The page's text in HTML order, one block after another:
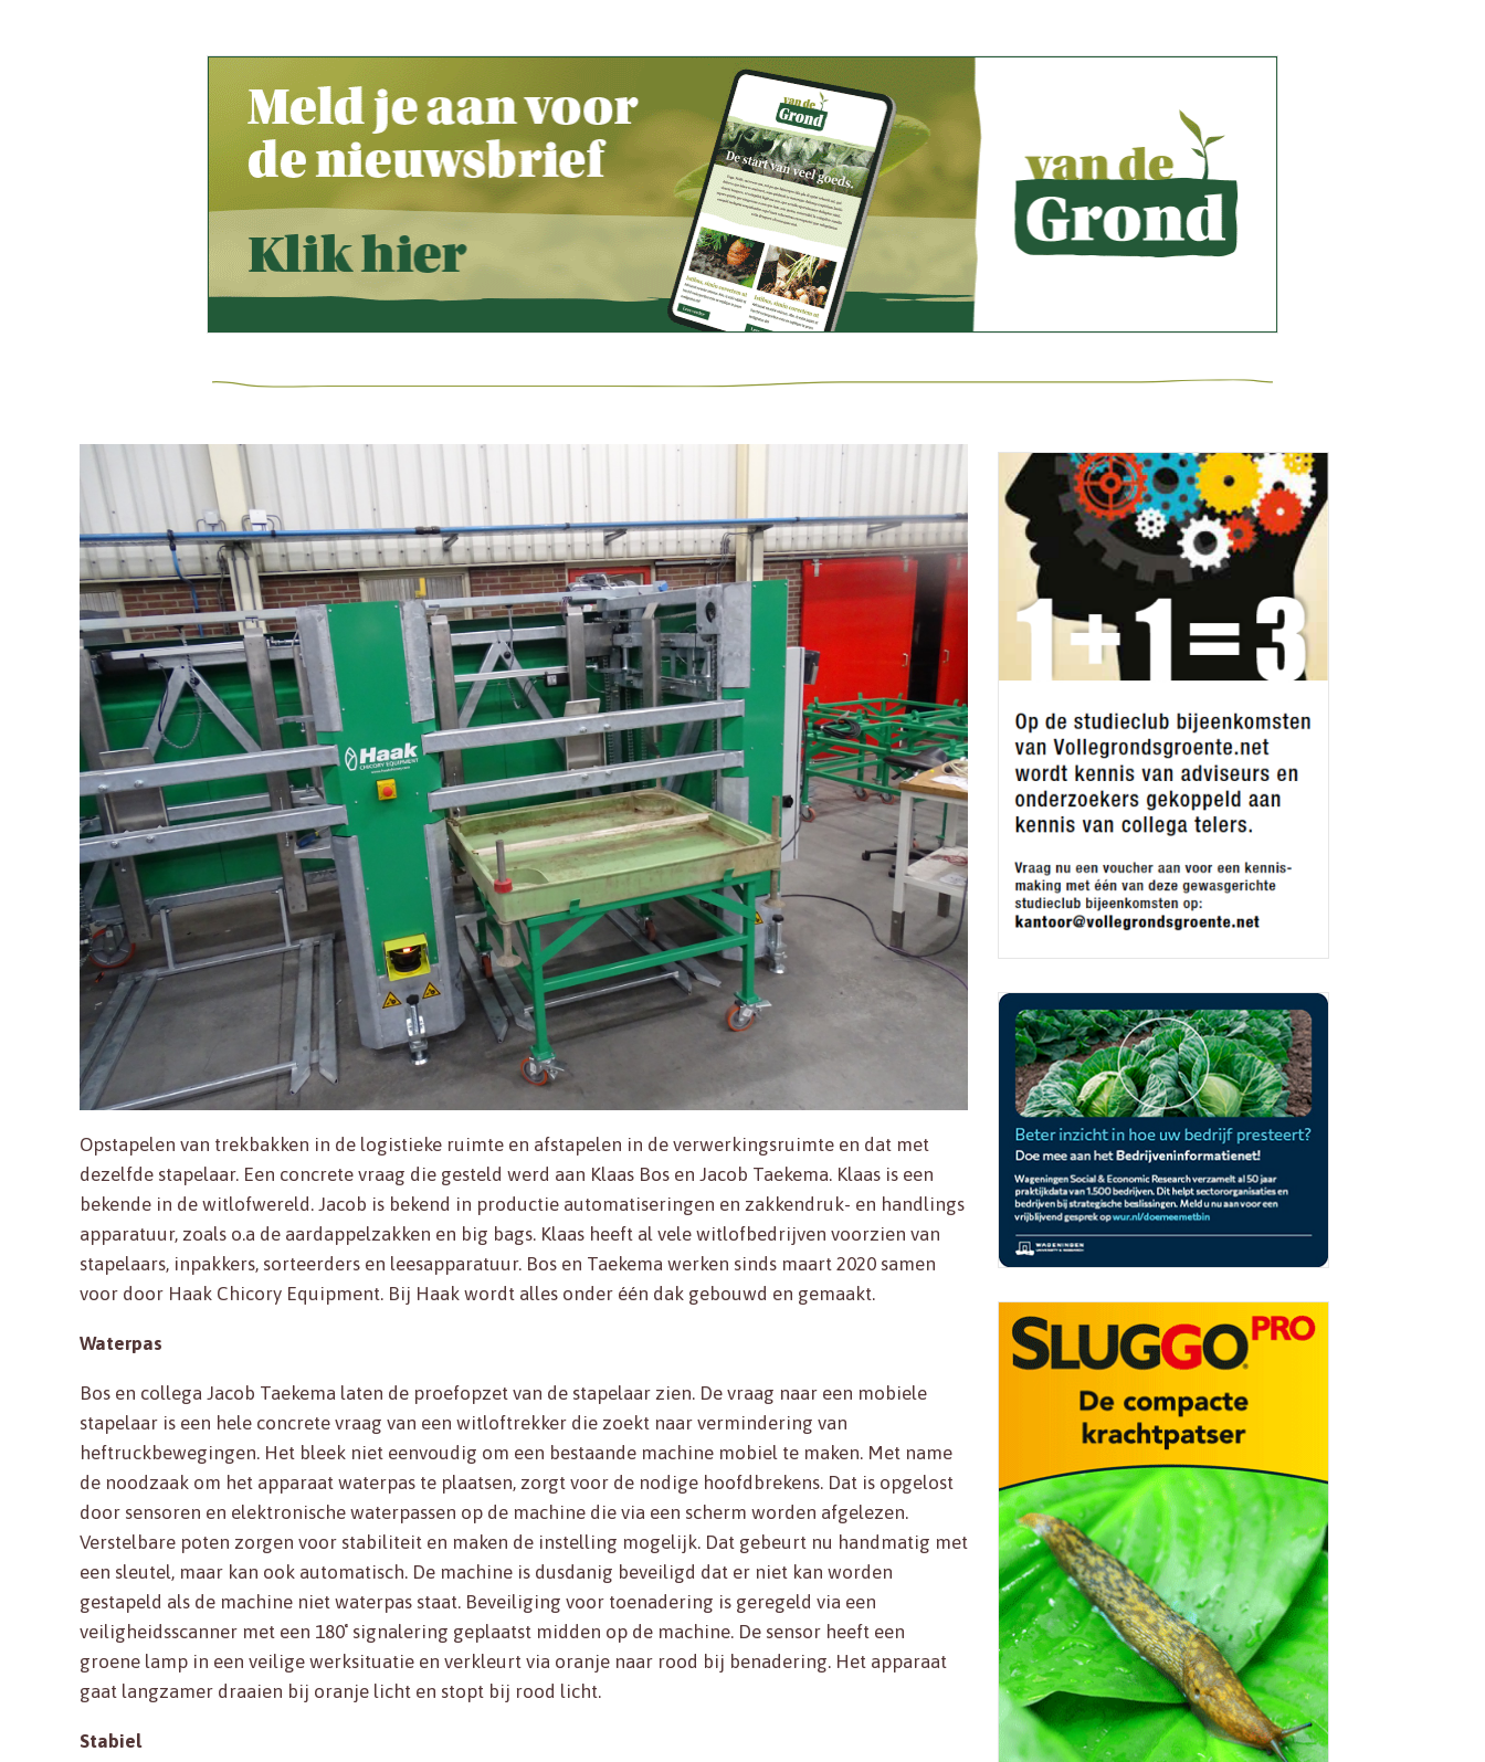
Opstapelen van trekbakken in de logistieke ruimte en afstapelen in de verwerkingsruimte en dat met
dezelfde stapelaar. Een concrete vraag die gesteld werd aan Klaas Bos en Jacob Taekema. Klaas is een
bekende in de witlofwereld. Jacob is bekend in productie automatiseringen en zakkendruk- en handlings
apparatuur, zoals o.a de aardappelzakken en big bags. Klaas heeft al vele witlofbedrijven voorzien van
stapelaars, inpakkers, sorteerders en leesapparatuur. Bos en Taekema werken sinds maart 2020 samen
voor door Haak Chicory Equipment. Bij Haak wordt alles onder één dak gebouwd en gemaakt.
Waterpas
Bos en collega Jacob Taekema laten de proefopzet van de stapelaar zien. De vraag naar een mobiele
stapelaar is een hele concrete vraag van een witloftrekker die zoekt naar vermindering van
heftruckbewegingen. Het bleek niet eenvoudig om een bestaande machine mobiel te maken. Met name
de noodzaak om het apparaat waterpas te plaatsen, zorgt voor de nodige hoofdbrekens. Dat is opgelost
door sensoren en elektronische waterpassen op de machine die via een scherm worden afgelezen.
Verstelbare poten zorgen voor stabiliteit en maken de instelling mogelijk. Dat gebeurt nu handmatig met
een sleutel, maar kan ook automatisch. De machine is dusdanig beveiligd dat er niet kan worden
gestapeld als de machine niet waterpas staat. Beveiliging voor toenadering is geregeld via een
veiligheidsscanner met een 180˚ signalering geplaatst midden op de machine. De sensor heeft een
groene lamp in een veilige werksituatie en verkleurt via oranje naar rood bij benadering. Het apparaat
gaat langzamer draaien bij oranje licht en stopt bij rood licht.
Stabiel